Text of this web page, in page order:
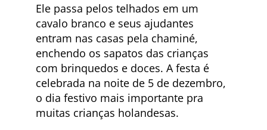
Ele passa pelos telhados em um
cavalo branco e seus ajudantes
entram nas casas pela chaminé,
enchendo os sapatos das crianças
com brinquedos e doces. A festa é
celebrada na noite de 5 de dezembro,
o dia festivo mais importante pra
muitas crianças holandesas.